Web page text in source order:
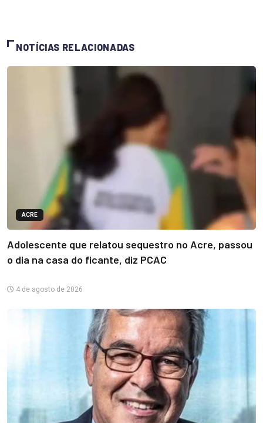
NOTÍCIAS RELACIONADAS
ACRE
Adolescente que relatou sequestro no Acre, passou
o dia na casa do ficante, diz PCAC
4 de agosto de 2026